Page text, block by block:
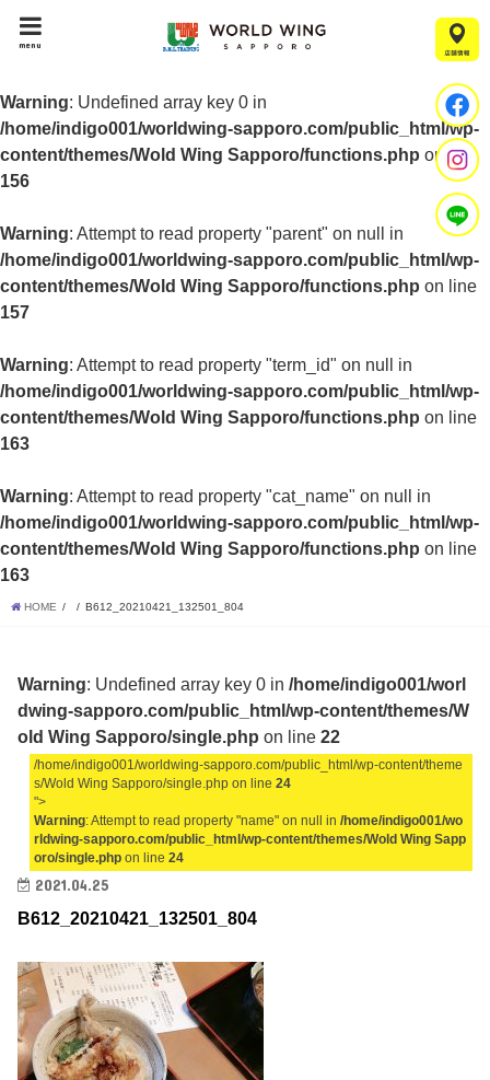
menu
Warning: Undefined array key 0 in
/home/indigo001/worldwing-sapporo.com/public_html/wp-
content/themes/Wold Wing Sapporo/functions.php on line
156
Warning: Attempt to read property "parent" on null in
/home/indigo001/worldwing-sapporo.com/public_html/wp-
content/themes/Wold Wing Sapporo/functions.php on line
157
Warning: Attempt to read property "term_id" on null in
/home/indigo001/worldwing-sapporo.com/public_html/wp-
content/themes/Wold Wing Sapporo/functions.php on line
163
Warning: Attempt to read property "cat_name" on null in
/home/indigo001/worldwing-sapporo.com/public_html/wp-
content/themes/Wold Wing Sapporo/functions.php on line
163
HOME B612_20210421_132501_804
Warning: Undefined array key 0 in/home/indigo001/worl
dwing-sapporo.com/public_html/wp-content/themes/W
old Wing Sapporo/single.php on line22
/home/indigo001/worldwing-sapporo.com/public_html/wp-content/theme
s/Wold Wing Sapporo/single.php on line24
">
Warning: Attempt to read property "name" on null in/home/indigo001/wo
rldwing-sapporo.com/public_html/wp-content/themes/Wold Wing Sapp
oro/single.php on line24
2021.04.25
B612_20210421_132501_804